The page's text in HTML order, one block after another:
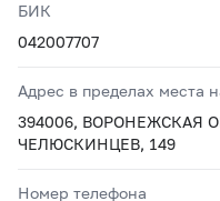
БИК
042007707
Адрес в пределах места
394006, ВОРОНЕЖСКАЯ
ЧЕЛЮСКИНЦЕВ, 149
Номер телефона